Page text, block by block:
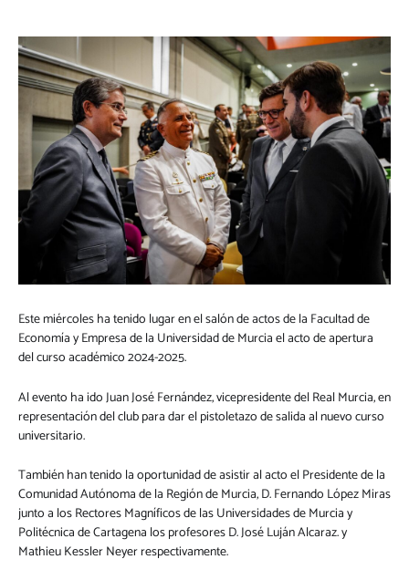
Este miércoles ha tenido lugar en el salón de actos de la Facultad de
Economía y Empresa de la Universidad de Murcia el acto de apertura
del curso académico 2024-2025.
Al evento ha ido Juan José Fernández, vicepresidente del Real Murcia, en
representación del club para dar el pistoletazo de salida al nuevo curso
universitario.
También han tenido la oportunidad de asistir al acto el Presidente de la
Comunidad Autónoma de la Región de Murcia, D. Fernando López Miras
junto a los Rectores Magníficos de las Universidades de Murcia y
Politécnica de Cartagena los profesores D. José Luján Alcaraz. y
Mathieu Kessler Neyer respectivamente.